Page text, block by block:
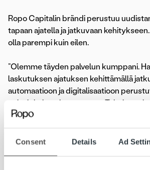
Consent Details Ad
Ropo Capitalin brändi perustuu
tapaan ajatella ja jatkuvaan
olla parempi kuin eilen.
”Olemme täyden palvelun kumppani.
laskutuksen ajatuksen kehittämällä
automaatioon ja digitalisaatioon
palvelukokonaisuuttamme. Teknisen
ainutlaatuisen liiketoimintalähtöisen
tuotamme asiakkaillemme lisäarvoa
laskutuksen kustannuksia ja